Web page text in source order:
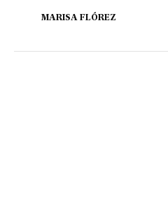
MARISA FLÓREZ